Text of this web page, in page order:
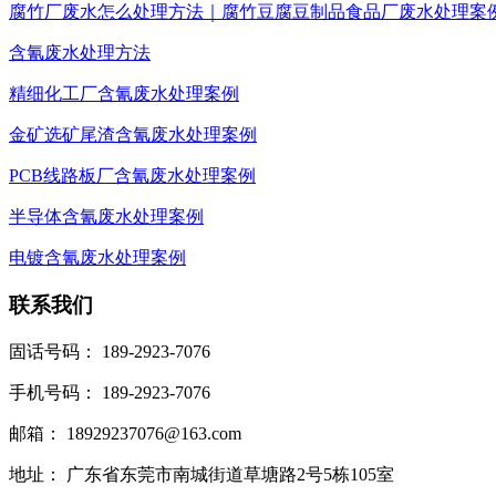
腐竹厂废水怎么处理方法｜腐竹豆腐豆制品食品厂废水处理案
含氰废水处理方法
精细化工厂含氰废水处理案例
金矿选矿尾渣含氰废水处理案例
PCB线路板厂含氰废水处理案例
半导体含氰废水处理案例
电镀含氰废水处理案例
联系我们
固话号码： 189-2923-7076
手机号码： 189-2923-7076
邮箱： 18929237076@163.com
地址： 广东省东莞市南城街道草塘路2号5栋105室